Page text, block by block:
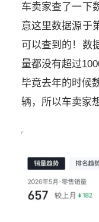
车卖家查了一下
意这里数据源于
可以查到的！数
量都没有超过
毕竟去年的时候
辆，所以车卖家